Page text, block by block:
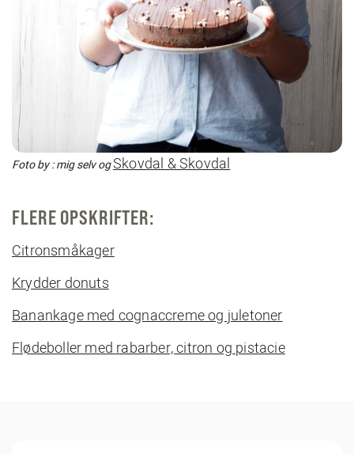
Foto by : mig selv ogSkovdal & Skovdal
FLERE OPSKRIFTER:
Citronsmåkager
Krydder donuts
Banankage med cognaccreme og juletoner
Flødeboller med rabarber, citron og pistacie